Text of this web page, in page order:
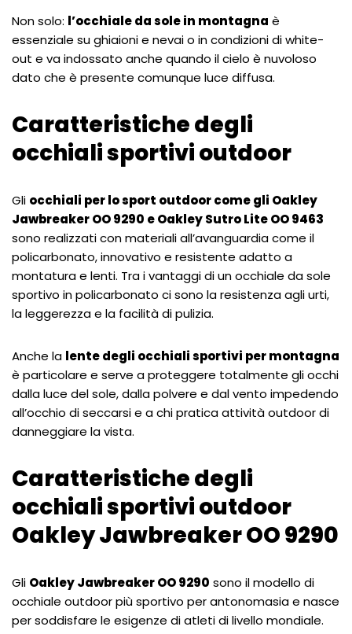
Non solo: l’occhiale da sole in montagna è
essenziale su ghiaioni e nevai o in condizioni di white-
out e va indossato anche quando il cielo è nuvoloso
dato che è presente comunque luce diffusa.
Caratteristiche degli
occhiali sportivi outdoor
Gli occhiali per lo sport outdoor come gli Oakley
Jawbreaker OO 9290 e Oakley Sutro Lite OO 9463
sono realizzati con materiali all’avanguardia come il
policarbonato, innovativo e resistente adatto a
montatura e lenti. Tra i vantaggi di un occhiale da sole
sportivo in policarbonato ci sono la resistenza agli urti,
la leggerezza e la facilità di pulizia.
Anche la lente degli occhiali sportivi per montagna
è particolare e serve a proteggere totalmente gli occhi
dalla luce del sole, dalla polvere e dal vento impedendo
all’occhio di seccarsi e a chi pratica attività outdoor di
danneggiare la vista.
Caratteristiche degli
occhiali sportivi outdoor
Oakley Jawbreaker OO 9290
Gli Oakley Jawbreaker OO 9290 sono il modello di
occhiale outdoor più sportivo per antonomasia e nasce
per soddisfare le esigenze di atleti di livello mondiale.